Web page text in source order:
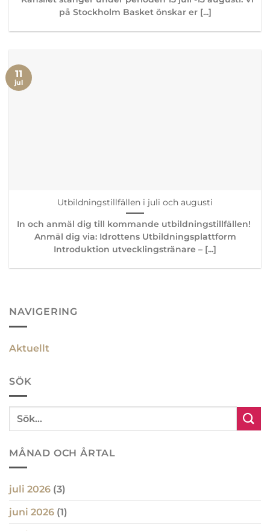
på Stockholm Basket önskar er [...]
Utbildningstillfällen i juli och augusti
In och anmäl dig till kommande utbildningstillfällen!
Anmäl dig via: Idrottens Utbildningsplattform
Introduktion utvecklingstränare – [...]
11
jul
NAVIGERING
Aktuellt
SÖK
MÅNAD OCH ÅRTAL
juli 2026 (3)
juni 2026 (1)